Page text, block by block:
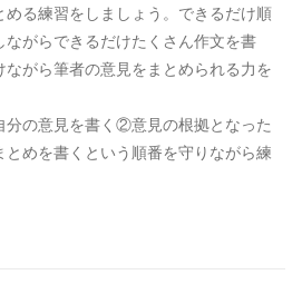
る練習をしましょう。できるだけ順
がらできるだけたくさん作文を書
がら筆者の意見をまとめられる力を
の意見を書く②意見の根拠となった
めを書くという順番を守りながら練